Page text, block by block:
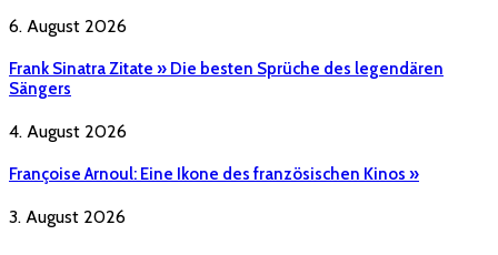
6. August 2026
Frank Sinatra Zitate » Die besten Sprüche des legendären
Sängers
4. August 2026
Françoise Arnoul: Eine Ikone des französischen Kinos »
3. August 2026